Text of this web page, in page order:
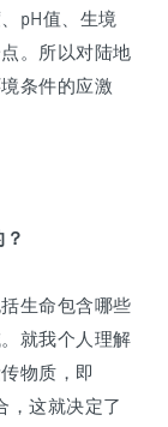
pH值、生境
。所以对陆地
条件的应激
生命包含哪些
就我个人理解
物质，即
，这就决定了